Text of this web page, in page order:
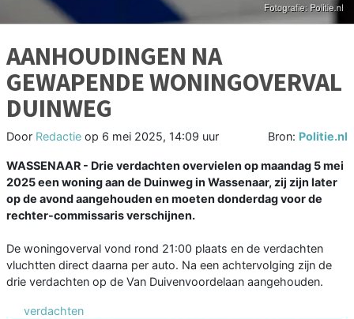
AANHOUDINGEN NA
GEWAPENDE WONINGOVERVAL
DUINWEG
Door Redactie op 6 mei 2025, 14:09 uur Bron: Politie.nl
WASSENAAR - Drie verdachten overvielen op maandag 5 mei
2025 een woning aan de Duinweg in Wassenaar, zij zijn later
op de avond aangehouden en moeten donderdag voor de
rechter-commissaris verschijnen.
De woningoverval vond rond 21:00 plaats en de verdachten
vluchtten direct daarna per auto. Na een achtervolging zijn de
drie verdachten op de Van Duivenvoordelaan aangehouden.
verdachten